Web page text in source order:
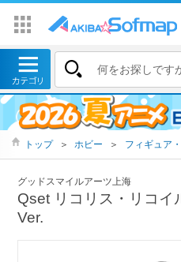
トップ ＞ ホビー ＞ フィギュア
グッドスマイルアーツ上海
Qset リコリス・リコイ
Ver.